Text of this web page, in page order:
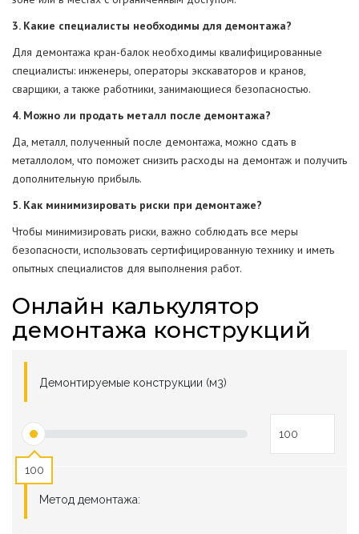
3. Какие специалисты необходимы для демонтажа?
Для демонтажа кран-балок необходимы квалифицированные
специалисты: инженеры, операторы экскаваторов и кранов,
сварщики, а также работники, занимающиеся безопасностью.
4. Можно ли продать металл после демонтажа?
Да, металл, полученный после демонтажа, можно сдать в
металлолом, что поможет снизить расходы на демонтаж и получить
дополнительную прибыль.
5. Как минимизировать риски при демонтаже?
Чтобы минимизировать риски, важно соблюдать все меры
безопасности, использовать сертифицированную технику и иметь
опытных специалистов для выполнения работ.
Онлайн калькулятор
демонтажа конструкций
Демонтируемые конструкции (м3)
100
Метод демонтажа: